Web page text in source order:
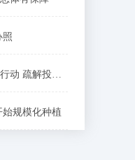
照
发改委开展投资法规执法检查专项行动 疏解投资堵点
规模化种植